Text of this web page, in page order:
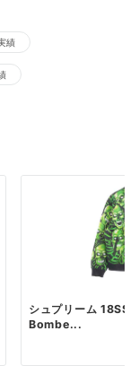
績
シュプリーム
Bombe...